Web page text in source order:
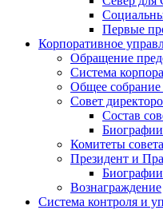
Первые
Корпоративное
Обращение
Система
Общее собрание
Совет
Состав
Биографии
Комитеты
Президент и
Вознаграждение
Система контроля и